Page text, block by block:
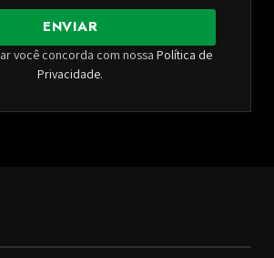
ENVIAR
você concorda com nossa Política de
Privacidade.